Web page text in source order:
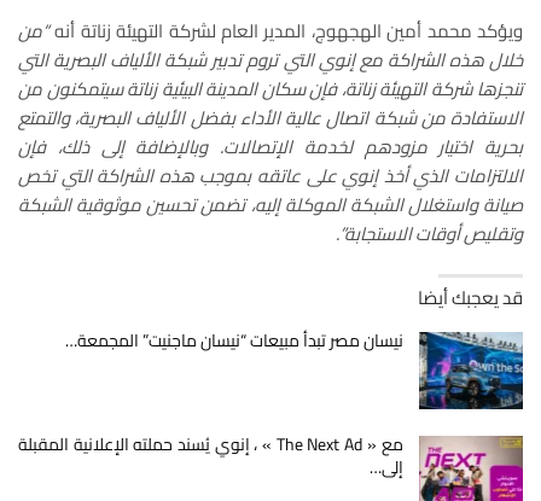
ويؤكد محمد أمين الهجهوج، المدير العام لشركة التهيئة زناتة أنه“من
خلال هذه الشراكة مع إنوي التي تروم تدبير شبكة الألياف البصرية التي
تنجزها شركة التهيئة زناتة، فإن سكان المدينة البيئية زناتة سيتمكنون من
الاستفادة من شبكة اتصال عالية الأداء بفضل الألياف البصرية، والتمتع
بحرية اختيار مزودهم لخدمة الإتصالات. وبالإضافة إلى ذلك، فإن
الالتزامات الذي أخذ إنوي على عاتقه بموجب هذه الشراكة التي تخص
صيانة واستغلال الشبكة الموكلة إليه، تضمن تحسين موثوقية الشبكة
وتقليص أوقات الاستجابة”.
قد يعجبك أيضا
نيسان مصر تبدأ مبيعات “نيسان ماجنيت” المجمعة…
مع « The Next Ad » ، إنوي يُسند حملته الإعلانية المقبلة
إلى…